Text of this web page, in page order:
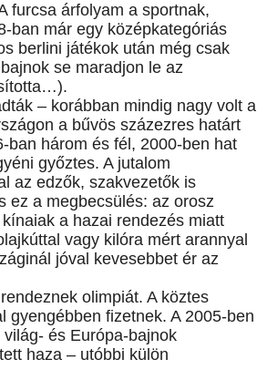
furcsa árfolyam a sportnak,
ban már egy középkategóriás
berlini játékok után még csak
se maradjon le az
– korábban mindig nagy volt a
a bűvös százezres határt
ban három és fél, 2000-ben hat
győztes. A jutalom
az edzők, szakvezetők is
ez a megbecsülés: az orosz
a hazai rendezés miatt
vagy kilóra mért arannyal
jóval kevesebbet ér az
olimpiát. A köztes
gyengébben fizetnek. A 2005-ben
és Európa-bajnok
haza – utóbbi külön